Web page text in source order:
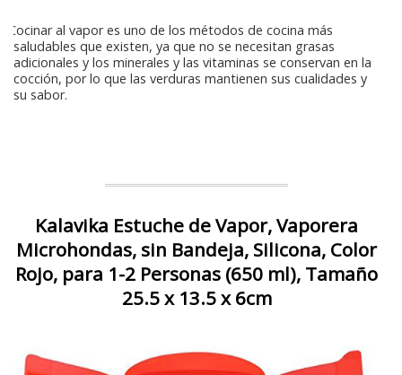
Cocinar al vapor es uno de los métodos de cocina más
saludables que existen, ya que no se necesitan grasas
adicionales y los minerales y las vitaminas se conservan en la
cocción, por lo que las verduras mantienen sus cualidades y
su sabor.
Kalavika Estuche de Vapor, Vaporera
Microhondas, sin Bandeja, Silicona, Color
Rojo, para 1-2 Personas (650 ml), Tamaño
25.5 x 13.5 x 6cm